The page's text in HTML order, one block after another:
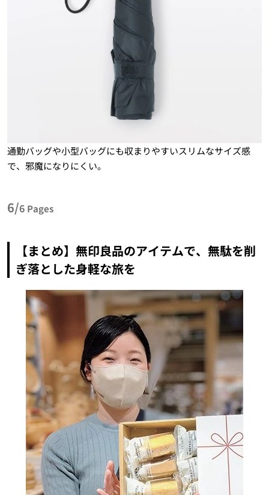
通勤バッグや小型バッグにも収まりやすいスリムなサイズ感
で、邪魔になりにくい。
6/6 Pages
【まとめ】無印良品のアイテムで、無駄を削
ぎ落とした身軽な旅を